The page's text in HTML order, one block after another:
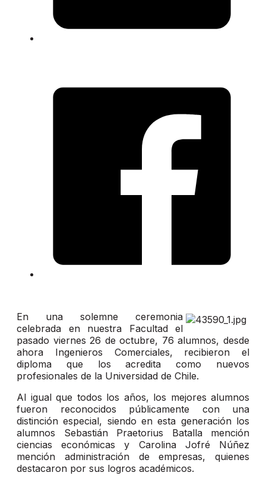
En una solemne ceremonia
celebrada en nuestra Facultad el
pasado viernes 26 de octubre, 76 alumnos, desde
ahora Ingenieros Comerciales, recibieron el
diploma que los acredita como nuevos
profesionales de la Universidad de Chile.
Al igual que todos los años, los mejores alumnos
fueron reconocidos públicamente con una
distinción especial, siendo en esta generación los
alumnos Sebastián Praetorius Batalla mención
ciencias económicas y Carolina Jofré Núñez
mención administración de empresas, quienes
destacaron por sus logros académicos.